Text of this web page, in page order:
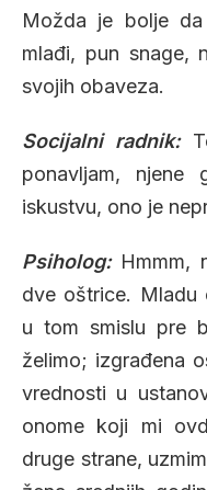
Možda je bolje
mlađi, pun snage,
svojih obaveza.
Socijalni radnik:
ponavljam,
iskustvu, ono je
Psiholog:Hmmm,
dve oštrice. Mladu
u tom smislu pre
želimo; izgrađena
vrednosti u
onome koji mi
druge strane,